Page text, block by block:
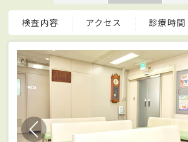
検査内容 アクセス 診療時間